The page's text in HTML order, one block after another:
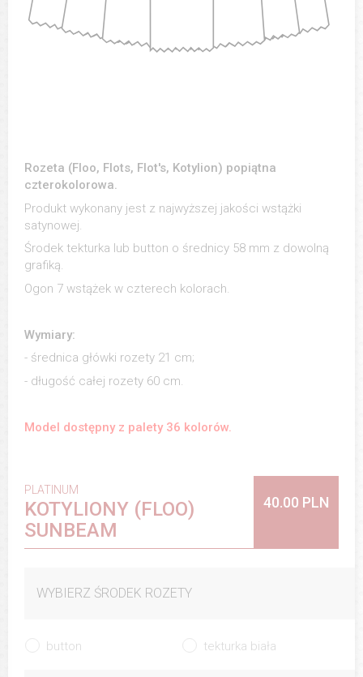
Rozeta (Floo, Flots, Flot's, Kotylion) popiątna
czterokolorowa.
Produkt wykonany jest z najwyższej jakości wstążki
satynowej.
Środek tekturka lub button o średnicy 58 mm z dowolną
grafiką.
Ogon 7 wstążek w czterech kolorach.
Wymiary:
- średnica główki rozety 21 cm;
- długość całej rozety 60 cm.
Model dostępny z palety 36 kolorów.
PLATINUM
KOTYLIONY (FLOO)
SUNBEAM
40.00 PLN
WYBIERZ ŚRODEK ROZETY
button tekturka biała